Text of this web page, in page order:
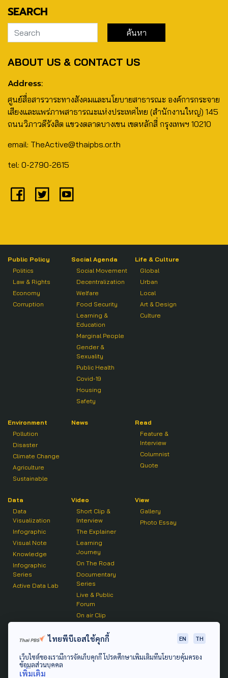
SEARCH
ABOUT US & CONTACT US
Address:
ศูนย์สื่อสารวาระทางสังคมและนโยบายสาธารณะ องค์การกระจาย
เสียงและแพร่ภาพสาธารณะแห่งประเทศไทย (สำนักงานใหญ่) 145
ถนนวิภาวดีรังสิต แขวงตลาดบางเขน เขตหลักสี่ กรุงเทพฯ 10210
email: TheActive@thaipbs.or.th
tel: 0-2790-2615
Public Policy
Politics
Law & Rights
Economy
Corruption
Social Agenda
Social Movement
Decentralization
Welfare
Food Security
Learning &
Education
Marginal People
Gender &
Sexuality
Public Health
Covid-19
Housing
Safety
Life & Culture
Global
Urban
Local
Art & Design
Culture
Environment
Pollution
Disaster
Climate Change
Agriculture
Sustainable
News
Read
Feature &
Interview
Columnist
Quote
Data
Data
Visualization
Infographic
Visual Note
Knowledge
Infographic
Series
Active Data Lab
Video
Short Clip &
Interview
The Explainer
Learning
Journey
On The Road
Documentary
Series
Live & Public
Forum
On air Clip
View
Gallery
Photo Essay
Active Talk
ไทยพีบีเอสใช้คุกกี้ EN TH
เว็บไซต์ของเรามีการจัดเก็บคุกกี้ โปรดศึกษาเพิ่มเติมที่นโยบายคุ้มครอง
ข้อมูลส่วนบุคคล
เพิ่มเติม